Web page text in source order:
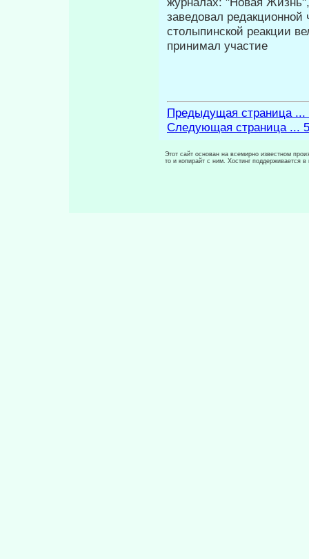
заведовал редакционной
столыпинской реакции
принимал участие
Предыдущая страница ...
Следующая страница ...
Этот сайт основан на всемирно известном
то и копирайт с ним. Хостинг поддерживается